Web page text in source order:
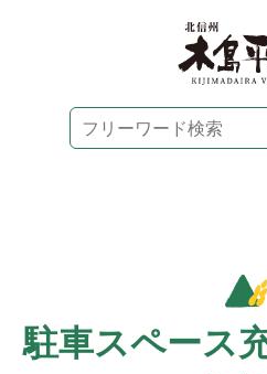
駐車スペース